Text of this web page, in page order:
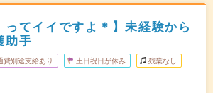
ってイイですよ＊】未経験から
助手
費別途支給あり 土日祝日が休み 残業なし